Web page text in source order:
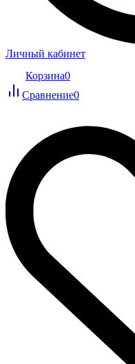
Личный кабинет
Корзина0
Сравнение0